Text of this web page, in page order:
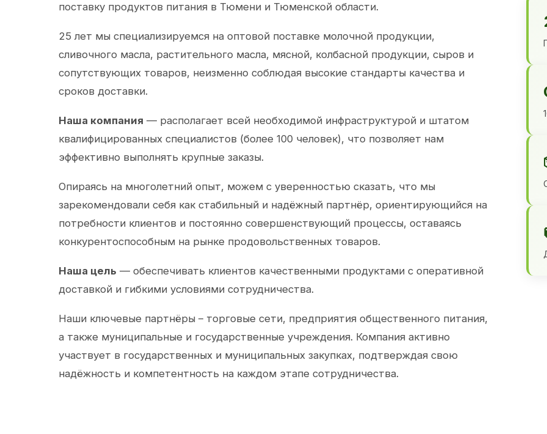
поставку продуктов питания в Тюмени и Тюменской области.
25 лет мы специализируемся на оптовой поставке молочной продукции,
сливочного масла, растительного масла, мясной, колбасной продукции, сыров и
сопутствующих товаров, неизменно соблюдая высокие стандарты качества и
сроков доставки.
Наша компания — располагает всей необходимой инфраструктурой и штатом
квалифицированных специалистов (более 100 человек), что позволяет нам
эффективно выполнять крупные заказы.
Опираясь на многолетний опыт, можем с уверенностью сказать, что мы
зарекомендовали себя как стабильный и надёжный партнёр, ориентирующийся на
потребности клиентов и постоянно совершенствующий процессы, оставаясь
конкурентоспособным на рынке продовольственных товаров.
Наша цель — обеспечивать клиентов качественными продуктами с оперативной
доставкой и гибкими условиями сотрудничества.
Наши ключевые партнёры – торговые сети, предприятия общественного питания,
а также муниципальные и государственные учреждения. Компания активно
участвует в государственных и муниципальных закупках, подтверждая свою
надёжность и компетентность на каждом этапе сотрудничества.